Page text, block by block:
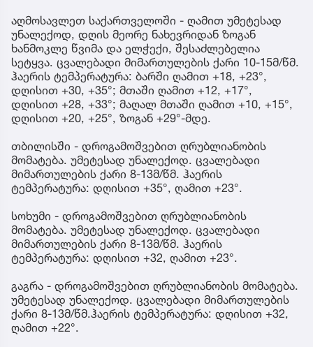
აღმოსავლეთ საქართველოში - ღამით უმეტესად
უნალექოდ, დღის მეორე ნახევრიდან ზოგან
ხანმოკლე წვიმა და ელჭექი, შესაძლებელია
სეტყვა. ცვალებადი მიმართულების ქარი 10-15მ/წმ.
ჰაერის ტემპერატურა: ბარში ღამით +18, +23°,
დღისით +30, +35°; მთაში ღამით +12, +17°,
დღისით +28, +33°; მაღალ მთაში ღამით +10, +15°,
დღისით +20, +25°, ზოგან +29°-მდე.
თბილისში - დროგამოშვებით ღრუბლიანობის
მომატება. უმეტესად უნალექოდ. ცვალებადი
მიმართულების ქარი 8-13მ/წმ. ჰაერის
ტემპერატურა: დღისით +35°, ღამით +23°.
სოხუმი - დროგამოშვებით ღრუბლიანობის
მომატება. უმეტესად უნალექოდ. ცვალებადი
მიმართულების ქარი 8-13მ/წმ. ჰაერის
ტემპერატურა: დღისით +32, ღამით +23°.
გაგრა - დროგამოშვებით ღრუბლიანობის მომატება.
უმეტესად უნალექოდ. ცვალებადი მიმართულების
ქარი 8-13მ/წმ.ჰაერის ტემპერატურა: დღისით +32,
ღამით +22°.